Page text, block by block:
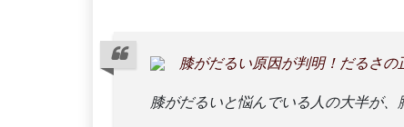
膝がだるい原因が判明！だるさ
膝がだるいと悩んでいる人の大半が、